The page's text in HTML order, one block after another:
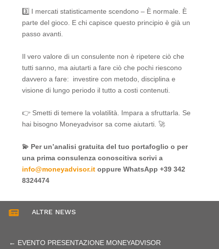
3️⃣ I mercati statisticamente scendono – È normale. È
parte del gioco. E chi capisce questo principio è già un
passo avanti.
Il vero valore di un consulente non è ripetere ciò che
tutti sanno, ma aiutarti a fare ciò che pochi riescono
davvero a fare: investire con metodo, disciplina e
visione di lungo periodo il tutto a costi contenuti.
👉 Smetti di temere la volatilità. Impara a sfruttarla. Se
hai bisogno Moneyadvisor sa come aiutarti. 🚀
💫 Per un’analisi gratuita del tuo portafoglio o per
una prima consulenza conoscitiva scrivi a
info@moneyadvisor.itoppure WhatsApp +39 342
8324474
 ALTRE NEWS
← EVENTO PRESENTAZIONE MONEYADVISOR